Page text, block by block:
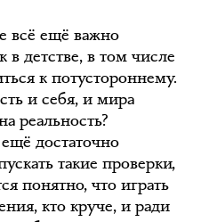
всё ещё важно
в детстве, в том числе
к потустороннему.
и себя, и мира
реальность?
достаточно
такие проверки,
понятно, что играть
кто круче, и ради